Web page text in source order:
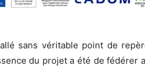
sans véritable point de
du projet a été de fédérer